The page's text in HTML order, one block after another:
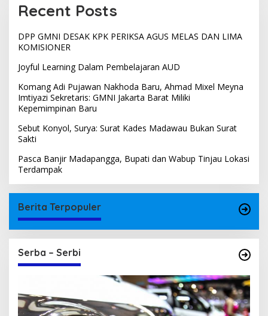
Recent Posts
DPP GMNI DESAK KPK PERIKSA AGUS MELAS DAN LIMA
KOMISIONER
Joyful Learning Dalam Pembelajaran AUD
Komang Adi Pujawan Nakhoda Baru, Ahmad Mixel Meyna
Imtiyazi Sekretaris: GMNI Jakarta Barat Miliki
Kepemimpinan Baru
Sebut Konyol, Surya: Surat Kades Madawau Bukan Surat
Sakti
Pasca Banjir Madapangga, Bupati dan Wabup Tinjau Lokasi
Terdampak
Berita Terpopuler
Serba – Serbi